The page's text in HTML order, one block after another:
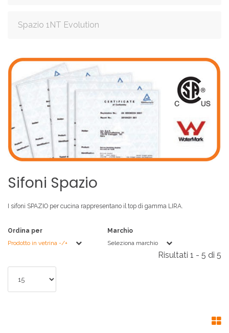
Spazio 1NT Evolution
Sifoni Spazio
I sifoni SPAZIO per cucina rappresentano il top di gamma LIRA.
Ordina per
Prodotto in vetrina -/+
Marchio
Seleziona marchio
Risultati 1 - 5 di 5